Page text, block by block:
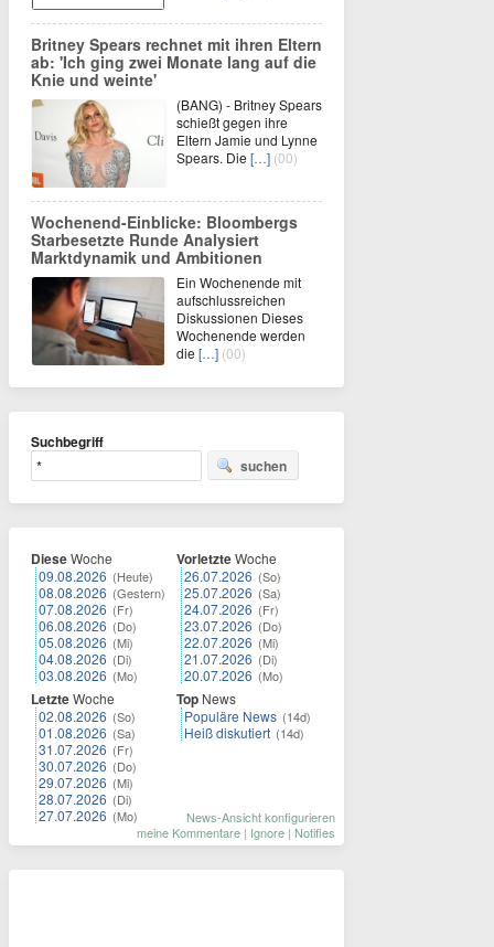
Britney Spears rechnet mit ihren Eltern
ab: 'Ich ging zwei Monate lang auf die
Knie und weinte'
(BANG) - Britney Spears
schießt gegen ihre
Eltern Jamie und Lynne
Spears. Die […] (00)
Wochenend-Einblicke: Bloombergs
Starbesetzte Runde Analysiert
Marktdynamik und Ambitionen
Ein Wochenende mit
aufschlussreichen
Diskussionen Dieses
Wochenende werden
die […] (00)
Suchbegriff
suchen
DieseWoche
09.08.2026 (Heute)
08.08.2026 (Gestern)
07.08.2026 (Fr)
06.08.2026 (Do)
05.08.2026 (Mi)
04.08.2026 (Di)
03.08.2026 (Mo)
LetzteWoche
02.08.2026 (So)
01.08.2026 (Sa)
31.07.2026 (Fr)
30.07.2026 (Do)
29.07.2026 (Mi)
28.07.2026 (Di)
27.07.2026 (Mo)
VorletzteWoche
26.07.2026 (So)
25.07.2026 (Sa)
24.07.2026 (Fr)
23.07.2026 (Do)
22.07.2026 (Mi)
21.07.2026 (Di)
20.07.2026 (Mo)
Top News
Populäre News (14d)
Heiß diskutiert (14d)
News-Ansicht konfigurieren
meine Kommentare | Ignore | Notifies